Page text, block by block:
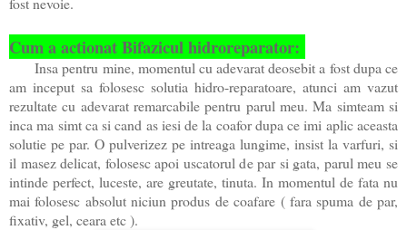
Cum a actionat Bifazicul hidroreparator:
Insa pentru mine, momentul cu adevarat deosebit a fost dupa ce
am inceput sa folosesc solutia hidro-reparatoare, atunci am vazut
rezultate cu adevarat remarcabile pentru parul meu. Ma simteam si
inca ma simt ca si cand as iesi de la coafor dupa ce imi aplic aceasta
solutie pe par. O pulverizez pe intreaga lungime, insist la varfuri, si
il masez delicat, folosesc apoi uscatorul de par si gata, parul meu se
intinde perfect, luceste, are greutate, tinuta. In momentul de fata nu
mai folosesc absolut niciun produs de coafare ( fara spuma de par,
fixativ, gel, ceara etc ).